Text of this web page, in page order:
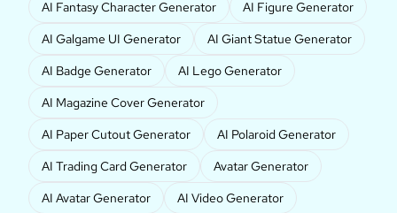
AI Fantasy Character Generator
AI Figure Generator
AI Galgame UI Generator
AI Giant Statue Generator
AI Badge Generator
AI Lego Generator
AI Magazine Cover Generator
AI Paper Cutout Generator
AI Polaroid Generator
AI Trading Card Generator
Avatar Generator
AI Avatar Generator
AI Video Generator